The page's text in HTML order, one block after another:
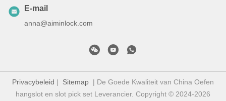
E-mail
anna@aiminlock.com
Privacybeleid | Sitemap | De Goede Kwaliteit van China Oefen
hangslot en slot pick set Leverancier. Copyright © 2024-2026